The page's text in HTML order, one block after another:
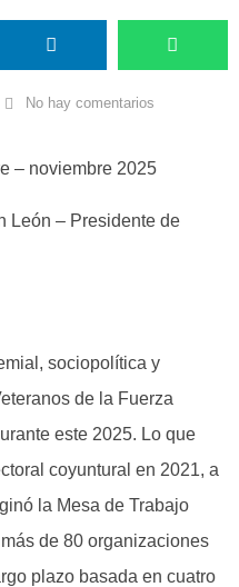
No hay comentarios
– noviembre 2025
León – Presidente de
sociopolítica y
de la Fuerza
este 2025. Lo que
coyuntural en 2021, a
la Mesa de Trabajo
de 80 organizaciones
plazo basada en cuatro